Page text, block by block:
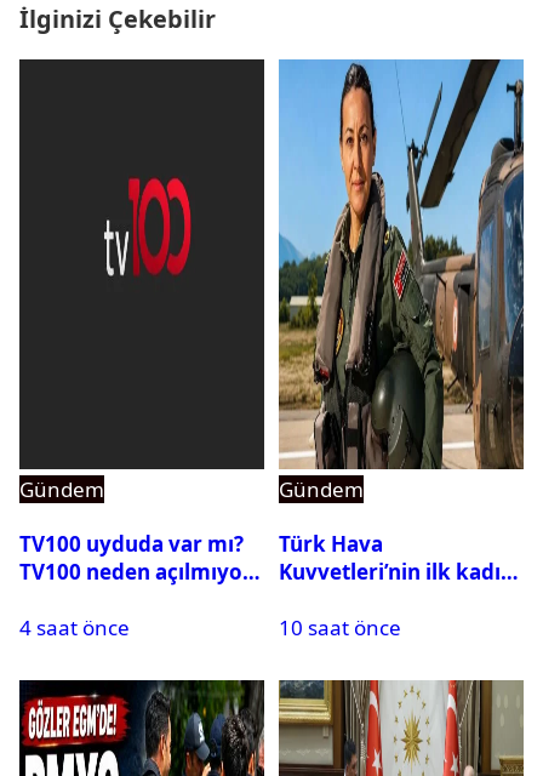
İlginizi Çekebilir
Gündem
TV100 uyduda var mı?
TV100 neden açılmıyor?
4 saat önce
Gündem
Türk Hava
Kuvvetleri’nin ilk kadın
Karapınar hakkında
ortaya çıktı
10 saat önce